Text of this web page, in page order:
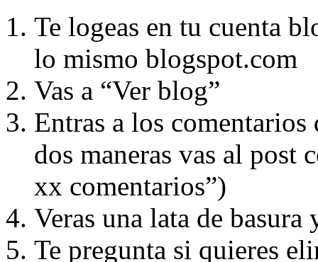
Te logeas en tu cuenta
lo mismo blogspot.com
Vas a “Ver blog”
Entras a los
dos maneras vas al
xx comentarios”)
Veras una lata de
Te pregunta si quieres